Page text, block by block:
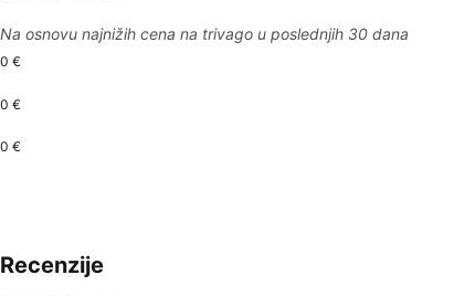
Na osnovu najnižih cena na trivago u poslednjih 30 dana
0 €
0 €
0 €
Recenzije